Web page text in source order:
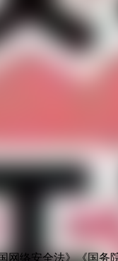
络安全法》《国务